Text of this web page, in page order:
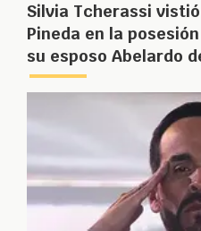
Silvia Tcherassi
Pineda en la
su esposo Abelardo